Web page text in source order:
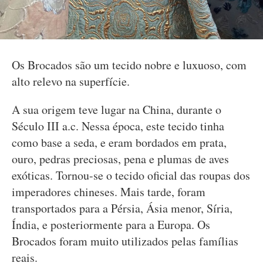
Os Brocados são um tecido nobre e luxuoso, com
alto relevo na superfície.
A sua origem teve lugar na China, durante o
Século III a.c. Nessa época, este tecido tinha
como base a seda, e eram bordados em prata,
ouro, pedras preciosas, pena e plumas de aves
exóticas. Tornou-se o tecido oficial das roupas dos
imperadores chineses. Mais tarde, foram
transportados para a Pérsia, Ásia menor, Síria,
Índia, e posteriormente para a Europa. Os
Brocados foram muito utilizados pelas famílias
reais.